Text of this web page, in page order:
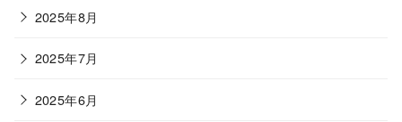
2025年8月
2025年7月
2025年6月